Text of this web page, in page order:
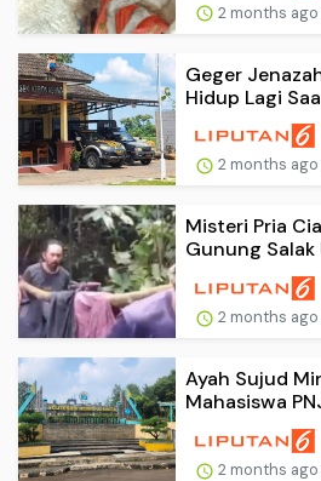
2 months ago
Geger
Hidup Lagi
2 months ago
Misteri Pria
Gunung Salak
2 months ago
Ayah Sujud
Mahasiswa
2 months ago